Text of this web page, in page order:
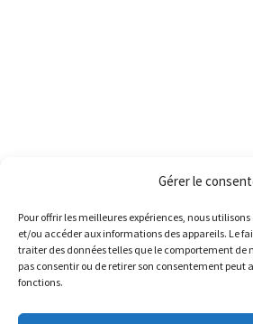
Gérer le
Pour offrir les meilleures expériences, nous
et/ou accéder aux informations des appareils. Le
traiter des données telles que le comportement de
pas consentir ou de retirer son consentement
fonctions.